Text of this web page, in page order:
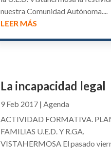
nuestra Comunidad Autónoma....
LEER MÁS
La incapacidad legal
9 Feb 2017| Agenda
ACTIVIDAD FORMATIVA.
FAMILIAS U.E.D. Y R.GA.
VISTAHERMOSA El pasado